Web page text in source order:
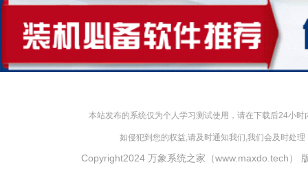
本站发布的系统仅为个人学习测试使用，请在下载后24小
如侵犯到您的权益,请及时通知我们,我们会及时处
Copyright2024 万象系统之家（www.maxdo.tech）